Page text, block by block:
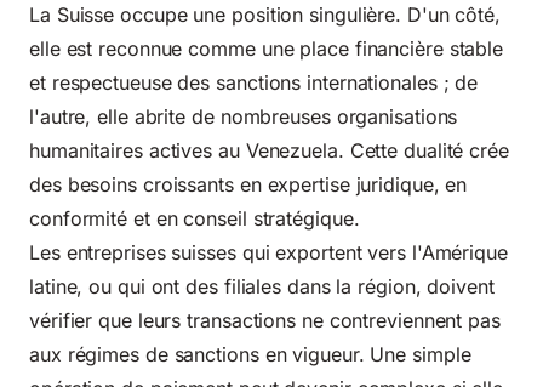
La Suisse occupe une position singulière. D'un côté,
elle est reconnue comme une place financière stable
et respectueuse des sanctions internationales ; de
l'autre, elle abrite de nombreuses organisations
humanitaires actives au Venezuela. Cette dualité crée
des besoins croissants en expertise juridique, en
conformité et en conseil stratégique.
Les entreprises suisses qui exportent vers l'Amérique
latine, ou qui ont des filiales dans la région, doivent
vérifier que leurs transactions ne contreviennent pas
aux régimes de sanctions en vigueur. Une simple